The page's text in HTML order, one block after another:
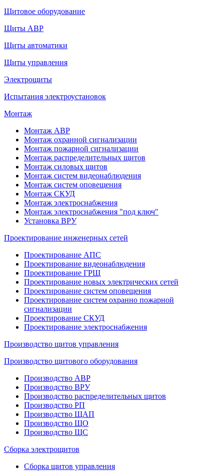
Щитовое оборудование
Щиты АВР
Щиты автоматики
Щиты управления
Электрощиты
Испытания электроустановок
Монтаж
Монтаж АВР
Монтаж охранной сигнализации
Монтаж пожарной сигнализации
Монтаж распределительных щитов
Монтаж силовых щитов
Монтаж систем видеонаблюдения
Монтаж систем оповещения
Монтаж СКУД
Монтаж электроснабжения
Монтаж электроснабжения "под ключ"
Установка ВРУ
Проектирование инженерных сетей
Проектирование АПС
Проектирование видеонаблюдения
Проектирование ГРЩ
Проектирование новых электрических сетей
Проектирование систем оповещения
Проектирование систем охранно пожарной
сигнализации
Проектирование СКУД
Проектирование электроснабжения
Производство щитов управления
Производство щитового оборудования
Производство АВР
Производство ВРУ
Производство распределительных щитов
Производство РП
Производство ЩАП
Производство ЩО
Производство ЩС
Сборка электрощитов
Сборка щитов управления